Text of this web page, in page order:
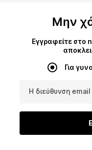
Μην
Εγγραφείτε στο
Για
Η διεύθυνση